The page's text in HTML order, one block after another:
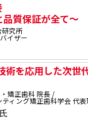
質保証が全て～
研究所
イザー
術を応用した次世
矯正歯科 院長 /
ティング矯正歯科学会 代